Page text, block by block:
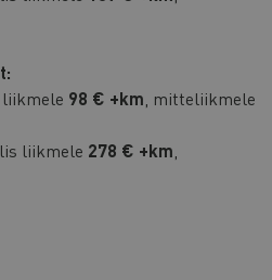
liikmele 98 € +km , mitteliikmele
liikmele 278 € +km